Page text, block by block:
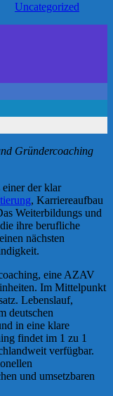
Uncategorized
Gründercoaching
der klar
, Karriereaufbau
Weiterbildungs und
ihre berufliche
nächsten
eine AZAV
Im Mittelpunkt
Lebenslauf,
deutschen
in eine klare
findet im 1 zu 1
verfügbar.
und umsetzbaren